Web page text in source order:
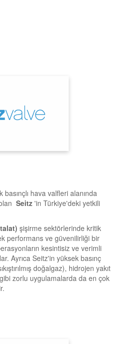
basınçlı hava valfleri alanında
Seitz 'in Türkiye'deki yetkili
şişirme sektörlerinde kritik
performans ve güvenilirliği bir
kesintisiz ve verimli
Ayrıca Seitz'in yüksek basınç
doğalgaz), hidrojen yakıt
zorlu uygulamalarda da en çok